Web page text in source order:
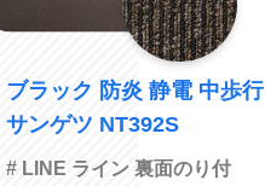
ブラック 防炎 静電 中歩行
サンゲツ NT392S
# LINE ライン 裏面のり付